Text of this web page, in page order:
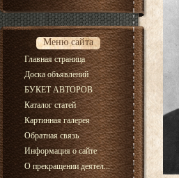
Меню сайта
Главная страница
Доска объявлений
БУКЕТ АВТОРОВ
Каталог статей
Картинная галерея
Обратная связь
Информация о сайте
О прекращении деятел...